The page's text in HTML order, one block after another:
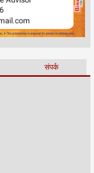
संपर्क